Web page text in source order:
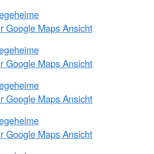
Google Maps Ansicht
Google Maps Ansicht
Google Maps Ansicht
Google Maps Ansicht